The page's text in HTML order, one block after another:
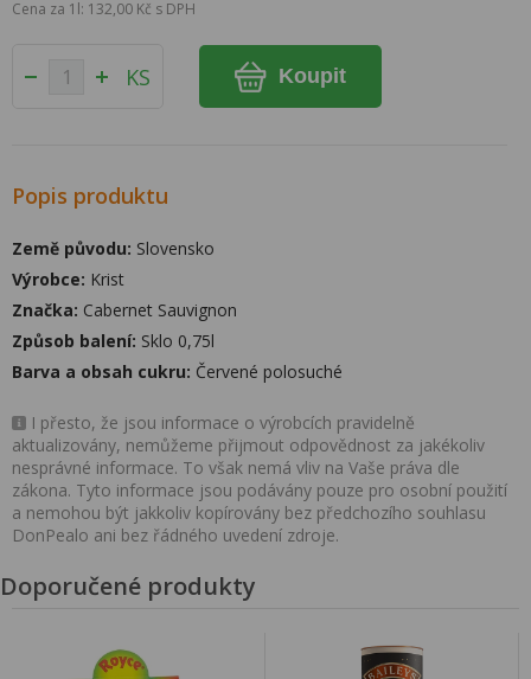
Cena za 1l: 132,00 Kč s DPH
KS Koupit
Popis produktu
Země původu: Slovensko
Výrobce: Krist
Značka: Cabernet Sauvignon
Způsob balení: Sklo 0,75l
Barva a obsah cukru: Červené polosuché
I přesto, že jsou informace o výrobcích pravidelně
aktualizovány, nemůžeme přijmout odpovědnost za jakékoliv
nesprávné informace. To však nemá vliv na Vaše práva dle
zákona. Tyto informace jsou podávány pouze pro osobní použití
a nemohou být jakkoliv kopírovány bez předchozího souhlasu
DonPealo ani bez řádného uvedení zdroje.
Doporučené produkty